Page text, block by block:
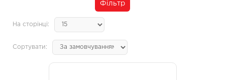
Фільтр
На сторінці:
Сортувати: